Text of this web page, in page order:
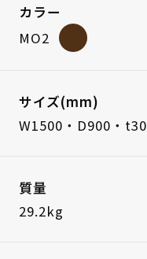
カラー
MO2
サイズ(mm)
W1500・D900・t30
質量
29.2kg